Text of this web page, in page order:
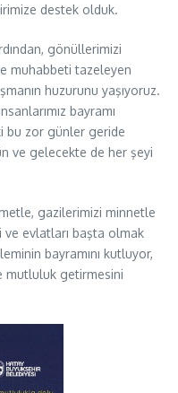
destek olduk.
gönüllerimizi
muhabbeti tazeleyen
huzurunu yaşıyoruz.
bayramı
bu zor günler geride
ve gelecekte de her şeyi
gazilerimizi minnetle
ve evlatları başta olmak
bayramını kutluyor,
mutluluk getirmesini